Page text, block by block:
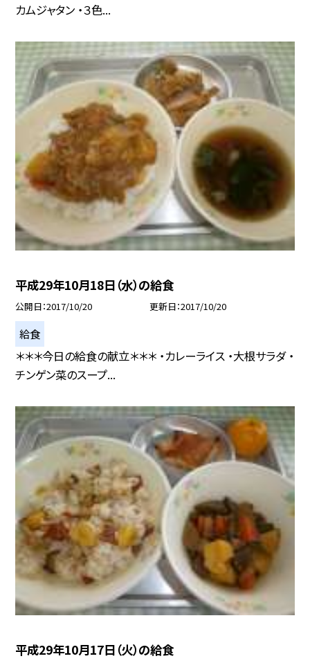
カムジャタン ・３色...
平成29年10月18日（水）の給食
公開日 2017/10/20 更新日 2017/10/20
給食
＊＊＊今日の給食の献立＊＊＊ ・カレーライス ・大根サラダ ・
チンゲン菜のスープ...
平成29年10月17日（火）の給食